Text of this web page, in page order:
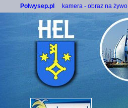
Polwysep.pl kamera - obraz na żywo